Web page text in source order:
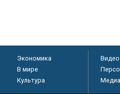
Экономика
В мире
Культура
Видео